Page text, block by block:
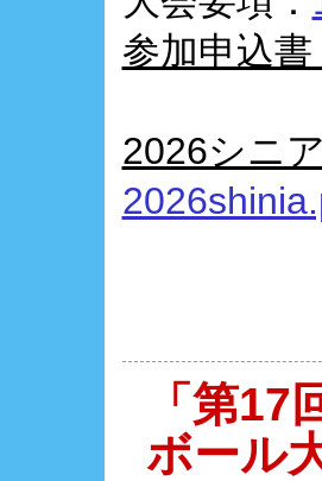
参加申込書
2026シニ
「第
ボール